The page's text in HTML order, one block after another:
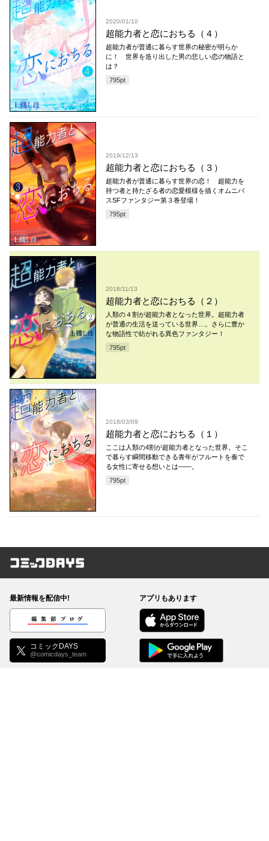
2020/01/10
超能力者と恋におちる（４）
超能力者が普通に暮らす世界の秘密が明らか
に！ 世界を造り出した男の悲しい恋の物語と
は？
795pt
2019/12/13
超能力者と恋におちる（３）
超能力者が普通に暮らす世界の恋！ 超能力を
持つ者と持たざる者の恋愛模様を描くオムニバ
スSFファンタジー第３巻登場！
795pt
2018/11/13
超能力者と恋におちる（２）
人類の４割が超能力者となった世界。超能力者
が普通の生活を送っている世界…。さらに豊か
な物語性で紡がれる異色ファンタジー！
795pt
2018/03/09
超能力者と恋におちる（１）
ここは人類の4割が超能力者となった世界。そこ
で暮らす瞬間移動できる青年がフルートを奏で
る女性に寄せる想いとは――。
795pt
コミックDAYS
最新情報を配信中!
編集部ブログ
コミックDAYS
@comicdays_team
アプリもあります